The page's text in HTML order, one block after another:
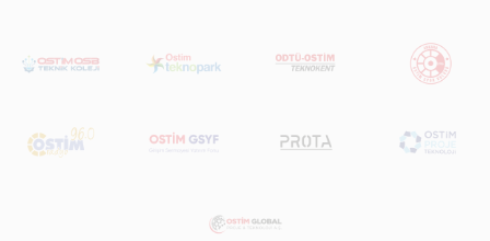
Türkiye ve dünya
genelindeki raylı
sektörünü teknoloji